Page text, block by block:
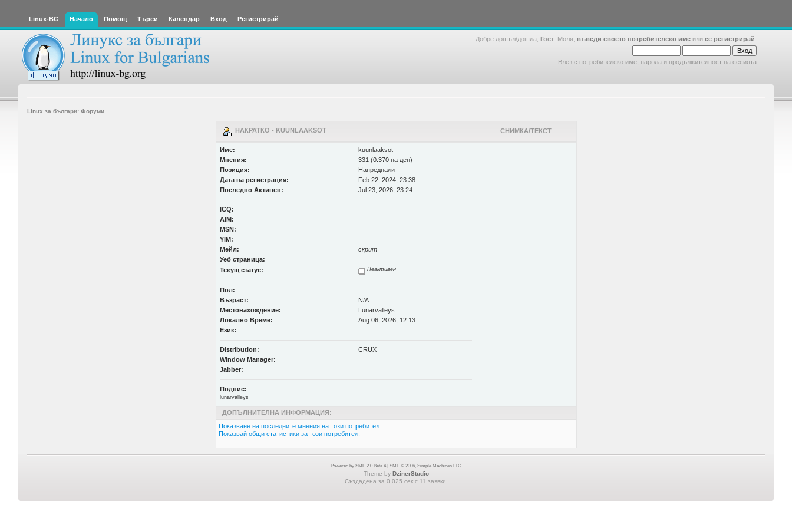
Linux-BG Начало Помощ Търси Календар Вход Регистрирай
Добре дошъл/дошла, Гост . Моля, въведи своето потребителско име или се регистрирай
Влез с потребителско име, парола и продължителност на сесията
Linux за българи: Форуми
НАКРАТКО - KUUNLAAKSOT СНИМКА/ТЕКСТ
Име:
kuunlaaksot
Мнения:
331 (0.370 на ден)
Позиция:
Напреднали
Дата на регистрация:
Feb 22, 2024, 23:38
Последно Активен:
Jul 23, 2026, 23:24
ICQ:
AIM:
MSN:
YIM:
Мейл:
скрит
Уеб страница:
Текущ статус:
Неактивен
Пол:
Възраст:
N/A
Местонахождение:
Lunarvalleys
Локално Време:
Aug 06, 2026, 12:13
Език:
Distribution:
CRUX
Window Manager:
Jabber:
Подпис:
lunarvalleys
ДОПЪЛНИТЕЛНА ИНФОРМАЦИЯ:
Показване на последните мнения на този потребител.
Показвай общи статистики за този потребител.
Powered by SMF 2.0 Beta 4 SMF © 2006, Simple Machines LLC
Theme by DzinerStudio
Създадена за 0.025 сек с 11 заявки.